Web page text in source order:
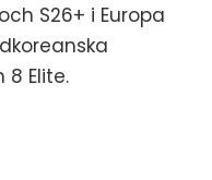
S26+ i Europa
Elite.